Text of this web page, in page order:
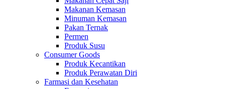
Makanan Kemasan
Minuman Kemasan
Pakan Ternak
Permen
Produk Susu
Consumer Goods
Produk Kecantikan
Produk Perawatan Diri
Farmasi dan Kesehatan